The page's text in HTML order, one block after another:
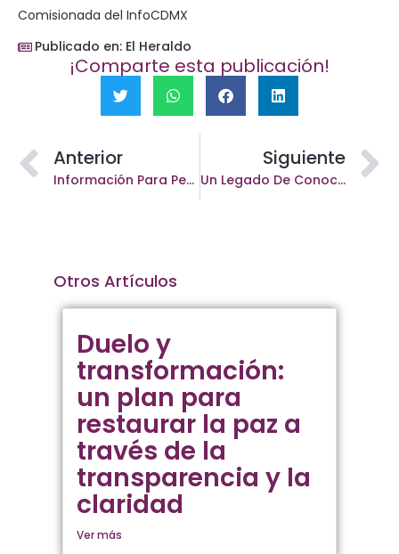
Comisionada del InfoCDMX
Publicado en: El Heraldo
¡Comparte esta publicación!
Anterior
Información Para Personas Sin Hogar
Siguiente
Un Legado De Conocimiento Abierto. Siete Años De Apertura Institucional
Otros Artículos
Duelo y
transformación:
un plan para
restaurar la paz a
través de la
transparencia y la
claridad
Ver más